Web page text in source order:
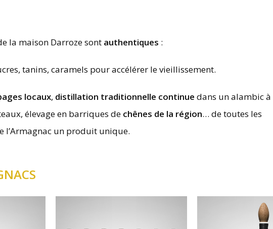
la maison Darroze sont authentiques :
tanins, caramels pour accélérer le vieillissement.
locaux, distillation traditionnelle continue dans un alambic à
élevage en barriques de chênes de la région… de toutes les
l’Armagnac un produit unique.